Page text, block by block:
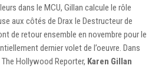
dans le MCU, Gillan calcule le rôle
aux côtés de Drax le Destructeur de
de retour ensemble en novembre pour le
dernier volet de l’oeuvre. Dans
Hollywood Reporter, Karen Gillan